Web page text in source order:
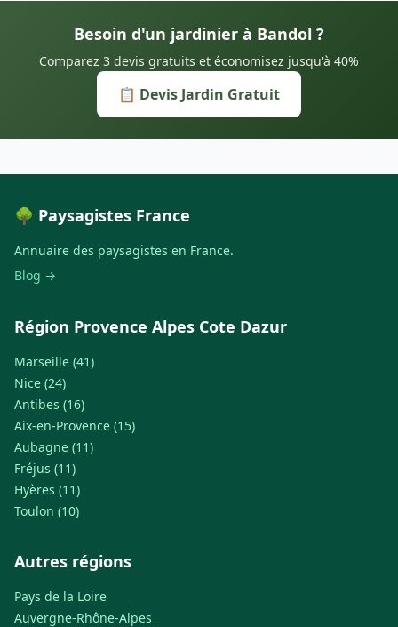
Besoin d'un jardinier à Bandol ?
Comparez 3 devis gratuits et économisez jusqu'à 40%
📋 Devis Jardin Gratuit
🌳 Paysagistes France
Annuaire des paysagistes en France.
Blog →
Région Provence Alpes Cote Dazur
Marseille (41)
Nice (24)
Antibes (16)
Aix-en-Provence (15)
Aubagne (11)
Fréjus (11)
Hyères (11)
Toulon (10)
Autres régions
Pays de la Loire
Auvergne-Rhône-Alpes